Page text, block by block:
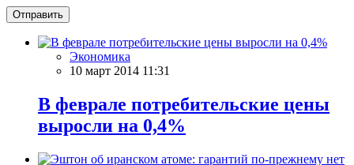
Отправить
Экономика
10 март 2014 11:31
В феврале потребительские цены
выросли на 0,4%